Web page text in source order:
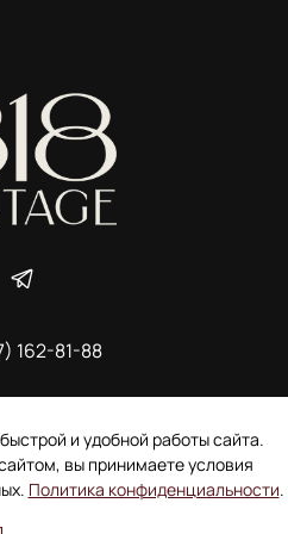
162-81-88
соглашение
покупателя на рассылку
персональных данных
и удобной работы сайта.
вы принимаете условия
Политика конфиденциальности.